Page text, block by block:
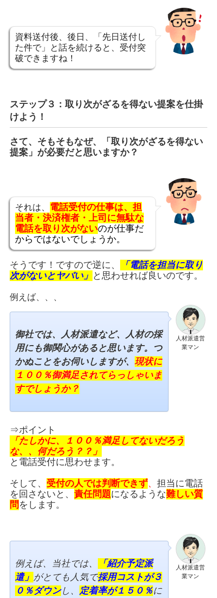
資料送付後、後日、「先日送付し
た件で」と話を続けると、受付突
破できますね！
ステップ３：取り次がざるを得ない提案を仕掛
けよう！
さて、そもそもなぜ、「取り次がざるを得ない
提案」が必要だと思いますか？
それは、 電話受付の仕事は、 担
当者・決済権者・上司に無駄な
電話を取り次がないのが仕事だ
からではないでしょうか。
そうです！ですので逆に、
「電話を担当に取り
次がないとヤバい」 と思わせれば良いのです。
例えば、、、
人材派遣営
業マン
御社では、人材派遣など、 人材の採
用にも御関心があると思います。 つ
かぬことをお伺いしますが、 現状に
１ ００％御満足されてらっしゃいま
すでしょうか？
⇒ポイント
「たしかに、
１００％満足してないだろう
な、、 何だろう？？」
と電話受付に思わせます。
そして、 受付の人では判断できず、 担当に電話
を回さないと、 責任問題になるような難しい質
問をします。
人材派遣営
業マン
例えば、当社では、
「紹介予定派
遣」 がとても人気で採用コストが３
０％ダウンし、 定着率が１５０％に